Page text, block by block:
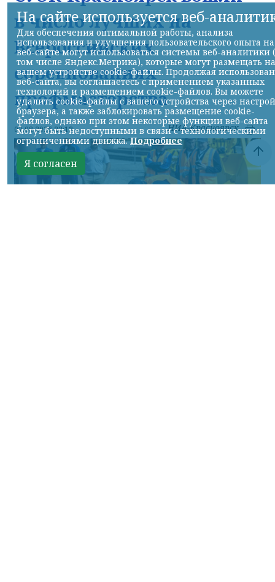
в число лучших на
Всероссийских
соревнованиях
профмастерства
07.08.2026 22:13 НИА-Красноярск
На сайте используется веб-
Для обеспечения оптимальной работы, анализа
использования и улучшения пользовательского опыта на
веб-сайте могут использоваться системы веб-аналитики
том числе Яндекс.Метрика), которые могут размещать на
вашем устройстве cookie-файлы. Продолжая
веб-сайта, вы соглашаетесь с применением указанных
технологий и размещением cookie-файлов. Вы можете
удалить cookie-файлы с вашего устройства через
браузера, а также заблокировать размещение cookie-
файлов, однако при этом некоторые функции веб-сайта
могут быть недоступными в связи с технологическими
ограничениями движка.Подробнее
Я согласен